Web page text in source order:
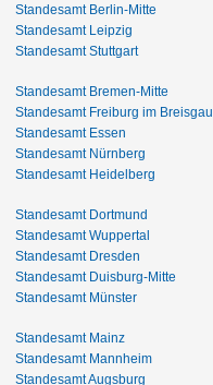
Standesamt Berlin-Mitte
Standesamt Leipzig
Standesamt Stuttgart
Standesamt Bremen-Mitte
Standesamt Freiburg im Breisgau
Standesamt Essen
Standesamt Nürnberg
Standesamt Heidelberg
Standesamt Dortmund
Standesamt Wuppertal
Standesamt Dresden
Standesamt Duisburg-Mitte
Standesamt Münster
Standesamt Mainz
Standesamt Mannheim
Standesamt Augsburg